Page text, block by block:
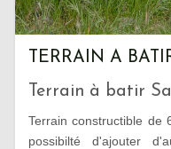
TERRAIN A
Terrain à batir
Terrain constructible de
possibilté d'ajouter